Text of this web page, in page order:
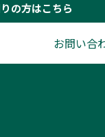
の方はこちら
お問い合